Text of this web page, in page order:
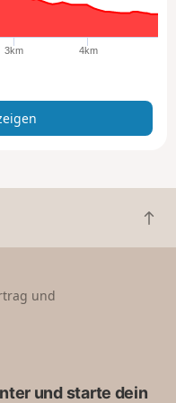
r
ß
z
i
3km 4km
Z
u
und
und starte dein